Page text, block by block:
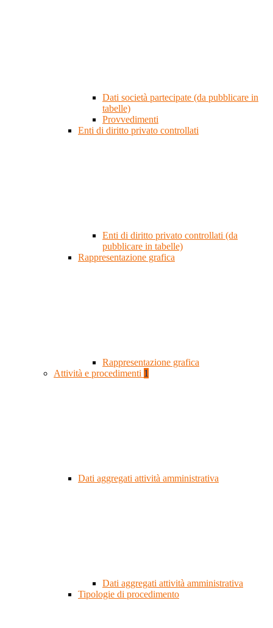
Dati società partecipate (da pubblicare in
tabelle)
Provvedimenti
Enti di diritto privato controllati
Enti di diritto privato controllati (da
pubblicare in tabelle)
Rappresentazione grafica
Rappresentazione grafica
Attività e procedimenti 1
Dati aggregati attività amministrativa
Dati aggregati attività amministrativa
Tipologie di procedimento